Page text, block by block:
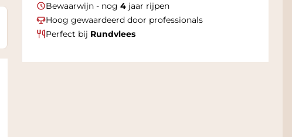
Bewaarwijn - nog 4jaar rijpen
Hoog gewaardeerd door professionals
Perfect bij Rundvlees